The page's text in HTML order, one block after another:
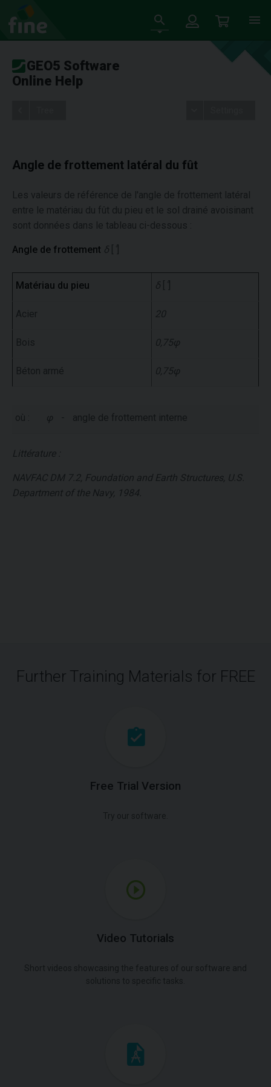
GEO5 Software
Online Help
Angle de frottement latéral du fût
Les valeurs de référence de l'angle de frottement latéral
entre le matériau du fût du pieu et le sol drainé avoisinant
sont données dans le tableau ci-dessous :
Angle de frottement δ
Matériau du pieu δ
Acier 20
Bois 0,75φ
Béton armé 0,75φ
où : φ - angle de frottement interne
Littérature :
NAVFAC DM 7.2, Foundation and Earth Structures, U.S.
Department of the Navy, 1984.
Further Training Materials for FREE
Free Trial Version
Video Tutorials